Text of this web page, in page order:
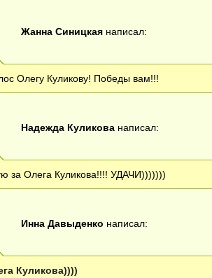
Жанна Синицкая написал:
Олегу Куликову! Победы вам!!!
Надежда Куликова написал:
за Олега Куликова!!!! УДАЧИ)))))))
Инна Давыденко написал:
Куликова))))